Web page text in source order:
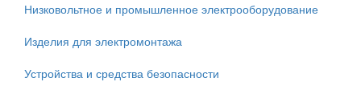
Низковольтное и промышленное электрооборудование
Изделия для электромонтажа
Устройства и средства безопасности